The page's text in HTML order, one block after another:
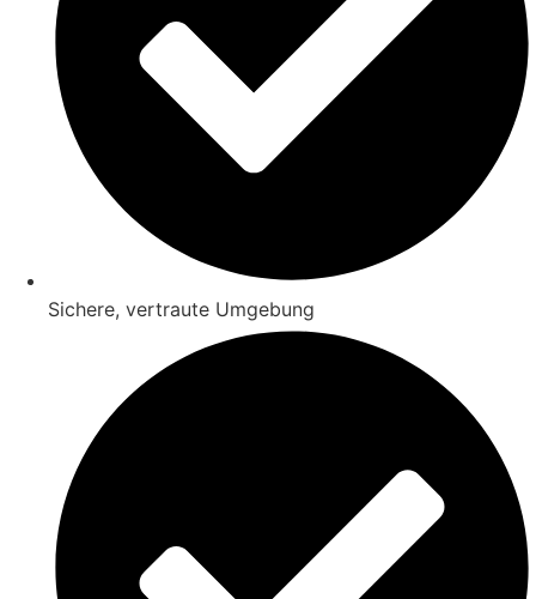
Sichere, vertraute Umgebung